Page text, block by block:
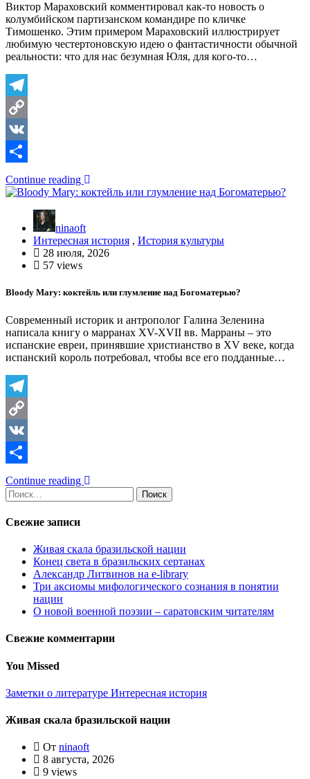
Виктор Мараховский комментировал как-то новость о
колумбийском партизанском командире по кличке
Тимошенко. Этим примером Мараховский иллюстрирует
любимую честертоновскую идею о фантастичности обычной
реальности: что для нас безумная Юля, для кого-то…
Telegram
Copy
Link
VK
Отправить
Continue reading
ninaoft
Интересная история , История культуры
28 июля, 2026
57 views
Bloody Mary: коктейль или глумление над Богоматерью?
Современный историк и антрополог Галина Зеленина
написала книгу о марранах XV-XVII вв. Марраны – это
испанские евреи, принявшие христианство в XV веке, когда
испанский король потребовал, чтобы все его подданные…
Telegram
Copy
Link
VK
Отправить
Continue reading
Найти:
Свежие записи
Живая скала бразильской нации
Конец света в бразильских сертанах
Александр Литвинов на e-library
Три аксиомы мифологического сознания в понятии
нации
О новой военной поэзии – саратовским читателям
Свежие комментарии
You Missed
Заметки о литературе Интересная история
Живая скала бразильской нации
От ninaoft
8 августа, 2026
9 views